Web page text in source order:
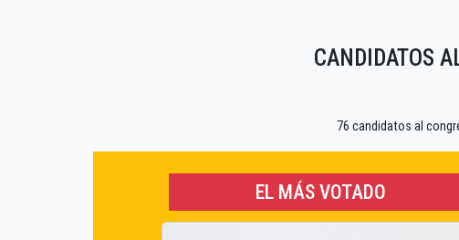
CANDIDATOS
76 candidatos al
EL MÁS VOTADO